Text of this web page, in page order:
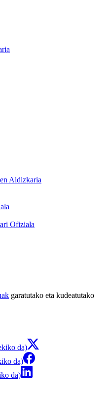
Aldizkaria
Ofiziala
garatutako eta kudeatutako
da)
da)
da)